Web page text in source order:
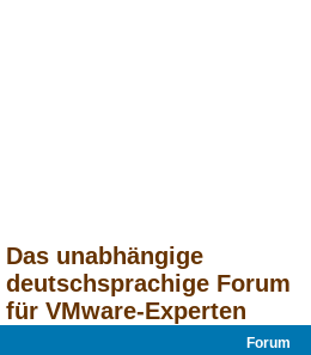
Das unabhängige
deutschsprachige Forum
für VMware-Experten
Forum